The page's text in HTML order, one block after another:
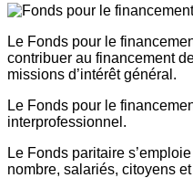
Le Fonds pour le
contribuer au financement
missions d’intérêt général.
Le Fonds pour le
interprofessionnel.
Le Fonds paritaire
nombre, salariés, citoyens